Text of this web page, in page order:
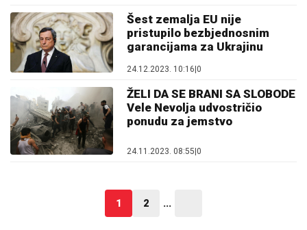
Šest zemalja EU nije
pristupilo bezbjednosnim
garancijama za Ukrajinu
24.12.2023. 10:16 0
ŽELI DA SE BRANI SA SLOBODE
Vele Nevolja udvostričio
ponudu za jemstvo
24.11.2023. 08:55 0
1 2 ...